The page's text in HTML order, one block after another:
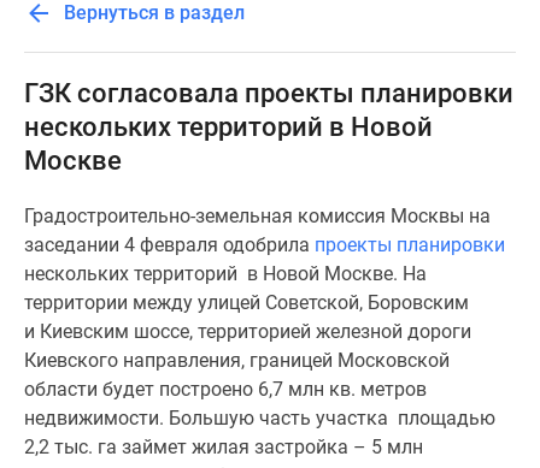
Москвы
Готовые
новостройки
Новостройки
карте
предложения
Коммерческие
помещения
Продавцы
застройщики
Панорамы
новостроек
Видеообзор
Вернуться в раздел
ГЗК согласовала проекты планировки
нескольких территорий в Новой
Москве
Градостроительно-земельная комиссия Москвы на
заседании 4 февраля одобрила проекты планировки
нескольких территорий в Новой Москве. На
территории между улицей Советской, Боровским
и Киевским шоссе, территорией железной дороги
Киевского направления, границей Московской
области будет построено 6,7 млн кв. метров
недвижимости. Большую часть участка площадью
2,2 тыс. га займет жилая застройка – 5 млн